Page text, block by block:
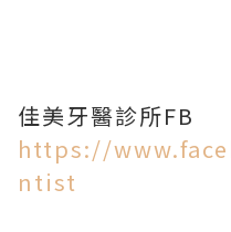
佳美牙醫診所FB
https://
ntist